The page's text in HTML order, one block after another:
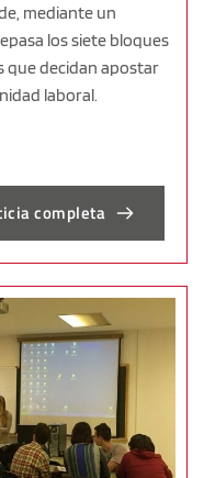
mediante un
los siete bloques
que decidan apostar
laboral.
completa